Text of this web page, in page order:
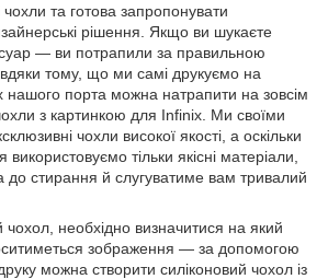
чохли та готова запропонувати
рішення. Якщо ви шукаєте
— ви потрапили за правильною
тому, що ми самі друкуємо на
нашого порта можна натрапити на зовсім
чохли з картинкою для Infinix. Ми своїми
чохли високої якості, а оскільки
використовуємо тільки якісні матеріали,
до стирання й слугуватиме вам тривалий
необхідно визначитися на який
зображення — за допомогою
можна створити силіконовий чохол із